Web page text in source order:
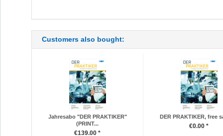
Customers also bought:
Jahresabo "DER PRAKTIKER"
(PRINT...
€139.00 *
DER PRAKTIKER, free
€0.00 *